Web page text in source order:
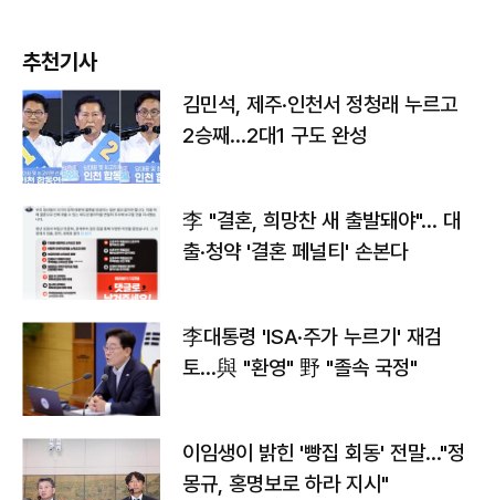
추천기사
김민석, 제주·인천서 정청래 누르고
2승째…2대1 구도 완성
李 "결혼, 희망찬 새 출발돼야"… 대
출·청약 '결혼 페널티' 손본다
李대통령 'ISA·주가 누르기' 재검
토…與 "환영" 野 "졸속 국정"
이임생이 밝힌 '빵집 회동' 전말…"정
몽규, 홍명보로 하라 지시"